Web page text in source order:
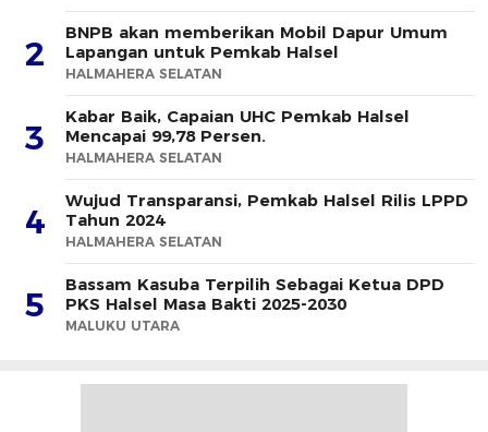
2
BNPB akan memberikan Mobil Dapur Umum
Lapangan untuk Pemkab Halsel
HALMAHERA SELATAN
3
Kabar Baik, Capaian UHC Pemkab Halsel
Mencapai 99,78 Persen.
HALMAHERA SELATAN
4
Wujud Transparansi, Pemkab Halsel Rilis LPPD
Tahun 2024
HALMAHERA SELATAN
5
Bassam Kasuba Terpilih Sebagai Ketua DPD
PKS Halsel Masa Bakti 2025-2030
MALUKU UTARA